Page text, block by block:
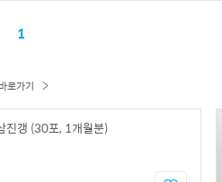
1
로가기
진갱 (30포, 1개월분)